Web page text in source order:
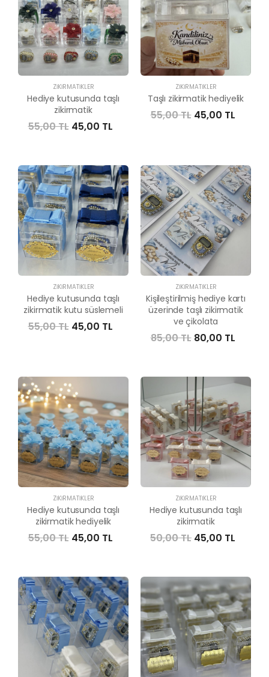
ZIKIRMATIKLER
Hediye kutusunda taşlı
zikirmatik
55,00 TL 45,00 TL
ZIKIRMATIKLER
Taşlı zikirmatik hediyelik
55,00 TL 45,00 TL
ZIKIRMATIKLER
Hediye kutusunda taşlı
zikirmatik kutu süslemeli
55,00 TL 45,00 TL
ZIKIRMATIKLER
Kişileştirilmiş hediye kartı
üzerinde taşlı zikirmatik
ve çikolata
85,00 TL 80,00 TL
ZIKIRMATIKLER
Hediye kutusunda taşlı
zikirmatik hediyelik
55,00 TL 45,00 TL
ZIKIRMATIKLER
Hediye kutusunda taşlı
zikirmatik
50,00 TL 45,00 TL